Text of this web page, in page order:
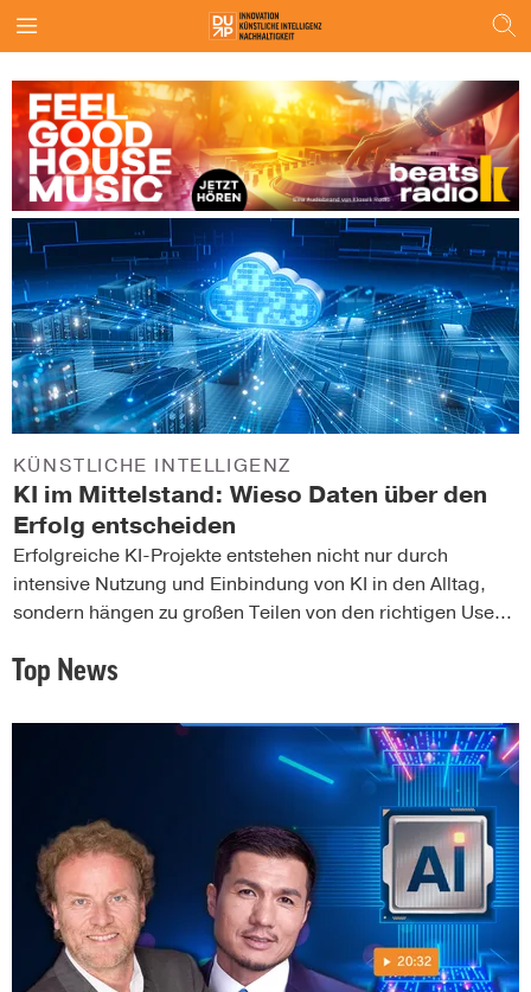
KI im Mittelstand: Wieso Daten über den
Erfolg entscheiden
Erfolgreiche KI-Projekte entstehen nicht nur durch
intensive Nutzung und Einbindung von KI in den Alltag,
sondern hängen zu großen Teilen von den richtigen Use-
Philipp Knössel, Vertriebsleiter für den
Datenqualität, Wissenstransfer und mutige
Entscheidungen darüber bestimmen, wer in den
kommenden Jahren vorn liegt.
KÜNSTLICHE INTELLIGENZ
Top News